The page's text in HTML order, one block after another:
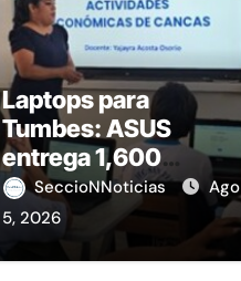
Laptops para
Tumbes: ASUS
entrega 1,600
equipos educativos
SeccioNNoticias
Ago
5, 2026